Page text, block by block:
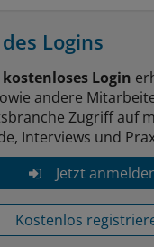
Logins
kostenloses Login
andere
Zugriff auf
Interviews und
Jetzt
Kostenlos